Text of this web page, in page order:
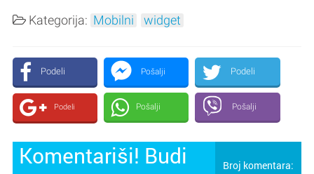
Kategorija: Mobilni widget
Podeli Pošalji Podeli
Podeli Pošalji Pošalji
Komentariši! Budi
Broj komentara: